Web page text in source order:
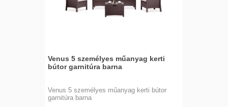
Venus 5 személyes műanyag kerti
bútor garnitúra barna
Venus 5 személyes műanyag kerti bútor
garnitúra barna